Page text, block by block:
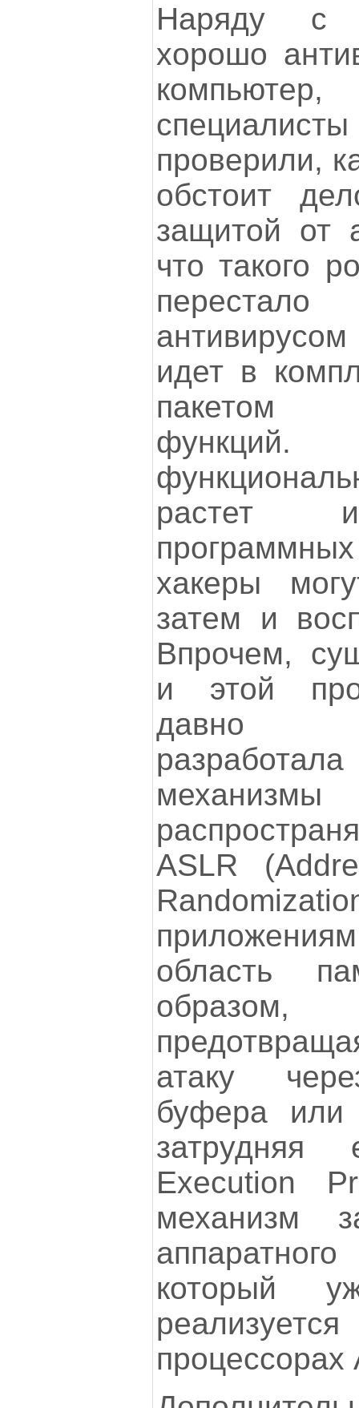
Наряду с
хорошо
проверили,
обстоит
защитой от
что такого
идет в
пакетом
растет и
хакеры
затем и
Впрочем,
и этой
давно
ASLR
область
атаку
буфера
Execution
механизм
который
процессорах